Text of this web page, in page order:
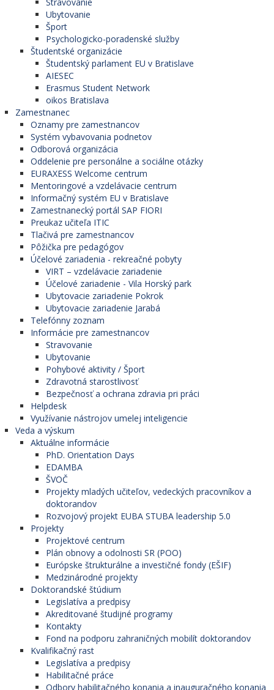
Ubytovanie
Šport
Psychologicko-poradenské služby
Študentské organizácie
Študentský parlament EU v Bratislave
AIESEC
Erasmus Student Network
oikos Bratislava
Zamestnanec
Oznamy pre zamestnancov
Systém vybavovania podnetov
Odborová organizácia
Oddelenie pre personálne a sociálne otázky
EURAXESS Welcome centrum
Mentoringové a vzdelávacie centrum
Informačný systém EU v Bratislave
Zamestnanecký portál SAP FIORI
Preukaz učiteľa ITIC
Tlačivá pre zamestnancov
Pôžička pre pedagógov
Účelové zariadenia - rekreačné pobyty
VIRT – vzdelávacie zariadenie
Účelové zariadenie - Vila Horský park
Ubytovacie zariadenie Pokrok
Ubytovacie zariadenie Jarabá
Telefónny zoznam
Informácie pre zamestnancov
Stravovanie
Ubytovanie
Pohybové aktivity / Šport
Zdravotná starostlivosť
Bezpečnosť a ochrana zdravia pri práci
Helpdesk
Využívanie nástrojov umelej inteligencie
Veda a výskum
Aktuálne informácie
PhD. Orientation Days
EDAMBA
ŠVOČ
Projekty mladých učiteľov, vedeckých pracovníkov a
doktorandov
Rozvojový projekt EUBA STUBA leadership 5.0
Projekty
Projektové centrum
Plán obnovy a odolnosti SR (POO)
Európske štrukturálne a investičné fondy (EŠIF)
Medzinárodné projekty
Doktorandské štúdium
Legislatíva a predpisy
Akreditované študijné programy
Kontakty
Fond na podporu zahraničných mobilít doktorandov
Kvalifikačný rast
Legislatíva a predpisy
Habilitačné práce
Odbory habilitačného konania a inauguračného konania